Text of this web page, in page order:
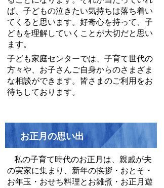
ば、子どもの泣きたい気持ちは落ち着い
てくると思います。好奇心を持って、子
どもを理解していくことが大切だと思い
ます。
子ども家庭センターでは、子育て世代の
方々や、お子さんご自身からのさまざま
な相談ができます。皆さまのご利用をお
待ちしております。
お正月の思い出
私の子育て時代のお正月は、親戚が夫
の実家に集まり、新年の挨拶・おとそ・
お年玉・おせち料理とお雑煮・お正月遊